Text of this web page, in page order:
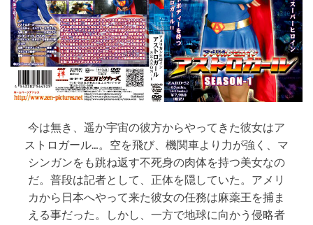
今は無き、遥か宇宙の彼方からやってきた彼女はア
ストロガール…。空を飛び、機関車より力が強く、マ
シンガンをも跳ね返す不死身の肉体を持つ美女なの
だ。普段は記者として、正体を隠していた。アメリ
カから日本へやって来た彼女の任務は麻薬王を捕ま
える事だった。しかし、一方で地球に向かう侵略者